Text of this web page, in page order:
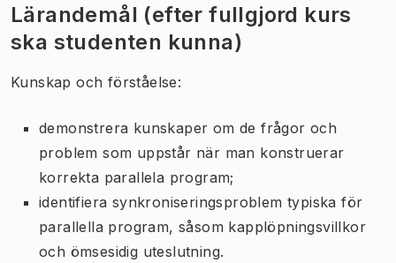
Lärandemål (efter fullgjord kurs
ska studenten kunna)
Kunskap och förståelse:
demonstrera kunskaper om de frågor och
problem som uppstår när man konstruerar
korrekta parallela program;
identifiera synkroniseringsproblem typiska för
parallella program, såsom kapplöpningsvillkor
och ömsesidig uteslutning.